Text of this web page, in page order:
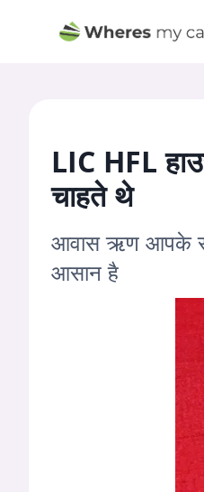
LIC HFL
चाहते थे
आवास ऋण आपके
आसान है